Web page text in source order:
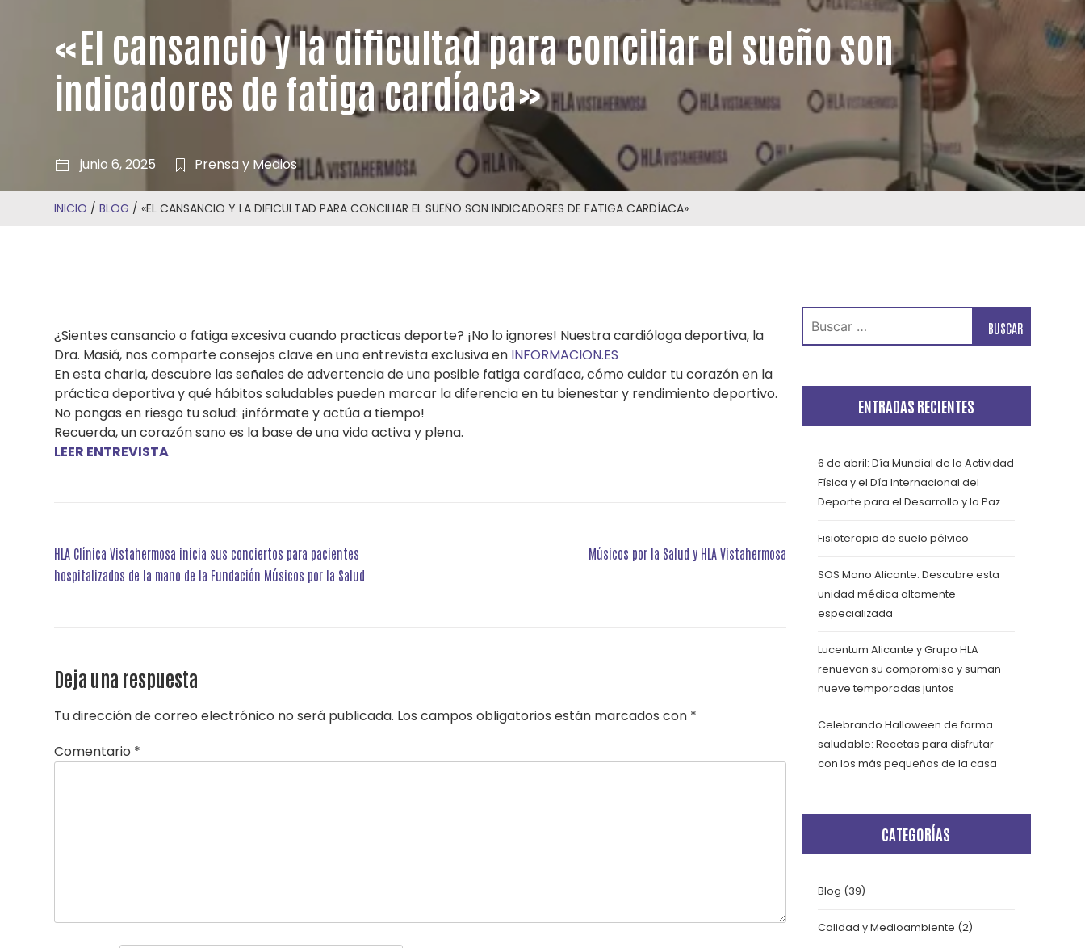
«El cansancio y la dificultad para conciliar el sueño son
indicadores de fatiga cardíaca»
junio 6, 2025 Prensa y Medios
INICIO /BLOG /«EL CANSANCIO Y LA DIFICULTAD PARA CONCILIAR EL SUEÑO SON INDICADORES DE FATIGA CARDÍACA»
¿Sientes cansancio o fatiga excesiva cuando practicas deporte? ¡No lo ignores! Nuestra cardióloga deportiva, la
Dra. Masiá, nos comparte consejos clave en una entrevista exclusiva en INFORMACION.ES
En esta charla, descubre las señales de advertencia de una posible fatiga cardíaca, cómo cuidar tu corazón en la
práctica deportiva y qué hábitos saludables pueden marcar la diferencia en tu bienestar y rendimiento deportivo.
No pongas en riesgo tu salud: ¡infórmate y actúa a tiempo!
Recuerda, un corazón sano es la base de una vida activa y plena.
LEER ENTREVISTA
Navegación
de
HLA Clínica Vistahermosa inicia sus conciertos para pacientes
hospitalizados de la mano de la Fundación Músicos por la Salud
Músicos por la Salud y HLA Vistahermosa
Deja una respuesta
Tu dirección de correo electrónico no será publicada. Los campos obligatorios están marcados con *
Comentario *
ENTRADAS RECIENTES
6 de abril: Día Mundial de la Actividad
Física y el Día Internacional del
Deporte para el Desarrollo y la Paz
Fisioterapia de suelo pélvico
SOS Mano Alicante: Descubre esta
unidad médica altamente
especializada
Lucentum Alicante y Grupo HLA
renuevan su compromiso y suman
nueve temporadas juntos
Celebrando Halloween de forma
saludable: Recetas para disfrutar
con los más pequeños de la casa
CATEGORÍAS
Blog (39)
Calidad y Medioambiente (2)